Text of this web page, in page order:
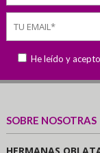
He leído y
SOBRE NOSOTRAS